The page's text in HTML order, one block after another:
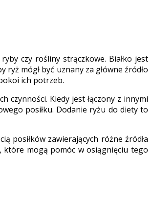
czy rośliny strączkowe. Białko jest
mógł być uznany za główne źródło
ich potrzeb.
czynności. Kiedy jest łączony z innymi
posiłku. Dodanie ryżu do diety to
posiłków zawierających różne źródła
które mogą pomóc w osiągnięciu tego